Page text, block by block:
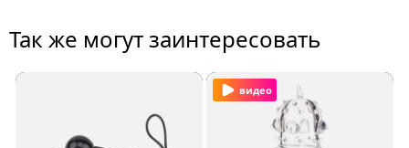
Так же могут заинтересовать
видео